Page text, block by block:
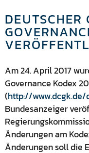
DEUTSCHER
Am 24. April 2017
Governance Kodex
(http://
Bundesanzeiger
Änderungen am
Änderungen soll die